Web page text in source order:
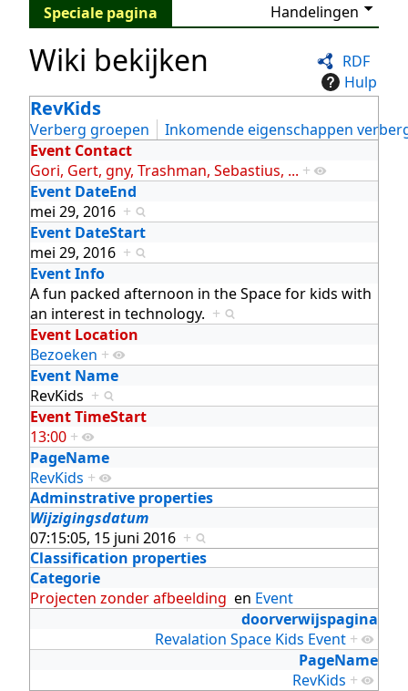
Speciale pagina Handelingen
RDF
Hulp
Wiki bekijken
RevKids
Verberg groepen
Inkomende eigenschappen
Event Contact
Gori, Gert, gny, Trashman, Sebastius, ... +
Event DateEnd
mei 29, 2016 +
Event DateStart
mei 29, 2016 +
Event Info
A fun packed afternoon in the Space for kids with
an interest in technology. +
Event Location
Bezoeken +
Event Name
RevKids +
Event TimeStart
13:00 +
PageName
RevKids +
Adminstrative properties
Wijzigingsdatum
07:15:05, 15 juni 2016 +
Classification properties
Categorie
Projecten zonder afbeelding en Event
doorverwijspagina
Revalation Space Kids Event +
PageName
RevKids +